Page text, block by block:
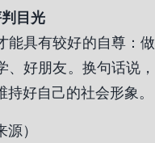
目光
能具有较好的自尊：做
好朋友。换句话说，
好自己的社会形象。
）